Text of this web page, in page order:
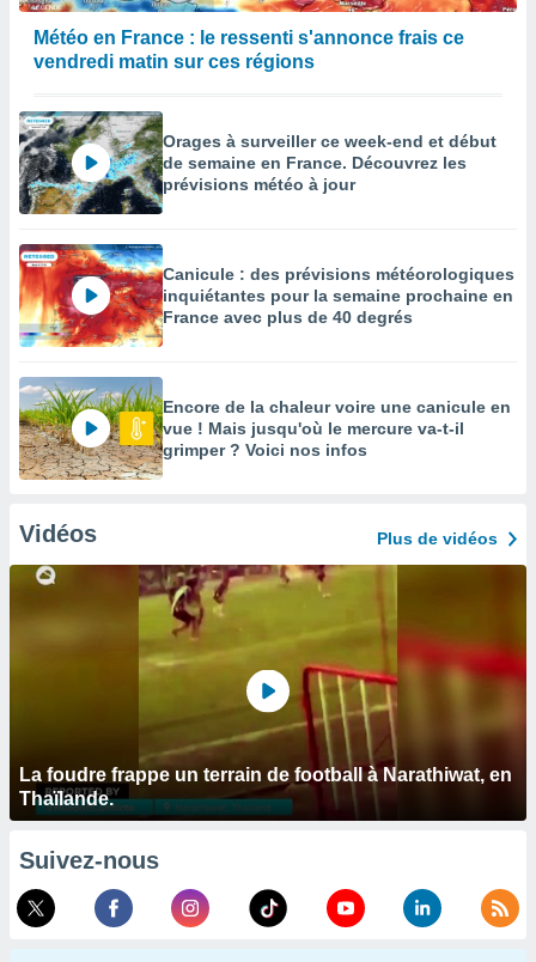
Météo en France : le ressenti s'annonce frais ce
vendredi matin sur ces régions
Orages à surveiller ce week-end et début
de semaine en France. Découvrez les
prévisions météo à jour
Canicule : des prévisions météorologiques
inquiétantes pour la semaine prochaine en
France avec plus de 40 degrés
Encore de la chaleur voire une canicule en
vue ! Mais jusqu'où le mercure va-t-il
grimper ? Voici nos infos
Vidéos Plus de vidéos
La foudre frappe un terrain de football à Narathiwat, en
Thaïlande.
Suivez-nous